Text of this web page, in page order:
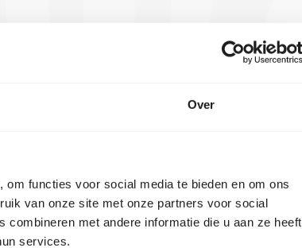
Over
functies voor social media te bieden en om ons
van onze site met onze partners voor social
met andere informatie die u aan ze heeft
services.